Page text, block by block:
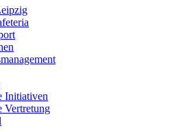
Initiativen
Vertretung